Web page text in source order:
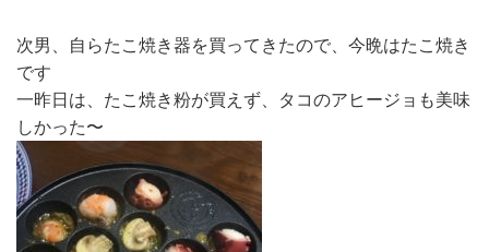
次男、自らたこ焼き器を買ってきたので、今晩はたこ焼き
です
一昨日は、たこ焼き粉が買えず、タコのアヒージョも美味
しかった〜